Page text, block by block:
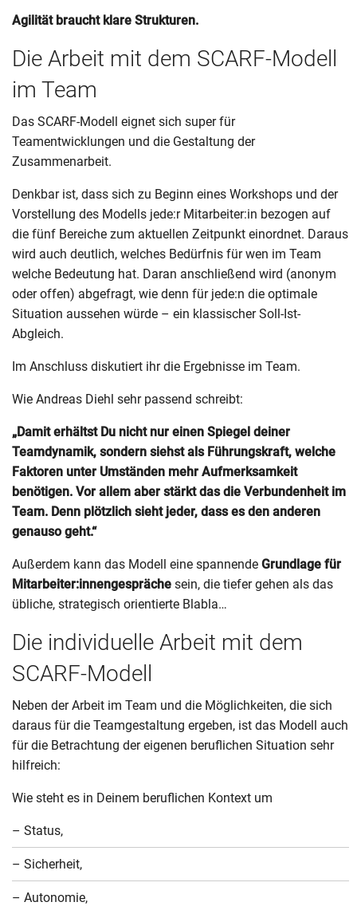
Agilität braucht klare Strukturen.
Die Arbeit mit dem SCARF-Modell
im Team
Das SCARF-Modell eignet sich super für
Teamentwicklungen und die Gestaltung der
Zusammenarbeit.
Denkbar ist, dass sich zu Beginn eines Workshops und der
Vorstellung des Modells jede:r Mitarbeiter:in bezogen auf
die fünf Bereiche zum aktuellen Zeitpunkt einordnet. Daraus
wird auch deutlich, welches Bedürfnis für wen im Team
welche Bedeutung hat. Daran anschließend wird (anonym
oder offen) abgefragt, wie denn für jede:n die optimale
Situation aussehen würde – ein klassischer Soll-Ist-
Abgleich.
Im Anschluss diskutiert ihr die Ergebnisse im Team.
Wie Andreas Diehl sehr passend schreibt:
„Damit erhältst Du nicht nur einen Spiegel deiner
Teamdynamik, sondern siehst als Führungskraft, welche
Faktoren unter Umständen mehr Aufmerksamkeit
benötigen. Vor allem aber stärkt das die Verbundenheit im
Team. Denn plötzlich sieht jeder, dass es den anderen
genauso geht.“
Außerdem kann das Modell eine spannende Grundlage für
Mitarbeiter:innengespräche sein, die tiefer gehen als das
übliche, strategisch orientierte Blabla…
Die individuelle Arbeit mit dem
SCARF-Modell
Neben der Arbeit im Team und die Möglichkeiten, die sich
daraus für die Teamgestaltung ergeben, ist das Modell auch
für die Betrachtung der eigenen beruflichen Situation sehr
hilfreich:
Wie steht es in Deinem beruflichen Kontext um
– Status,
– Sicherheit,
– Autonomie,